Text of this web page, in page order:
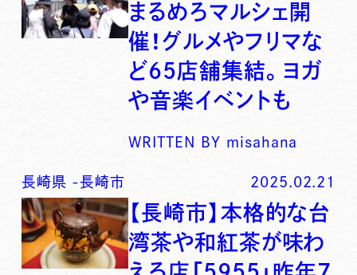
まるめろマルシェ開
催！グルメやフリマな
ど65店舗集結。ヨガ
や音楽イベントも
WRITTEN BY misahana
長崎県 -長崎市 2025.02.21
【長崎市】本格的な台
湾茶や和紅茶が味わ